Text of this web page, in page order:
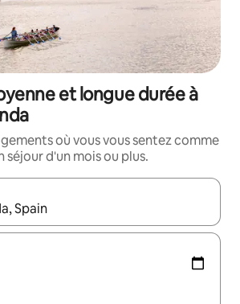
et longue durée à
où vous vous sentez comme
séjour d'un mois ou plus.
s'affichent, utilisez les flèches vers le